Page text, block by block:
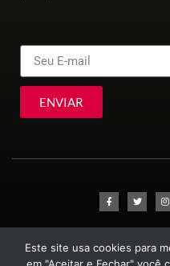
ENVIAR
Este site usa cookies para